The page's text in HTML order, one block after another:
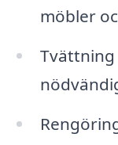
möbler
Tvättning